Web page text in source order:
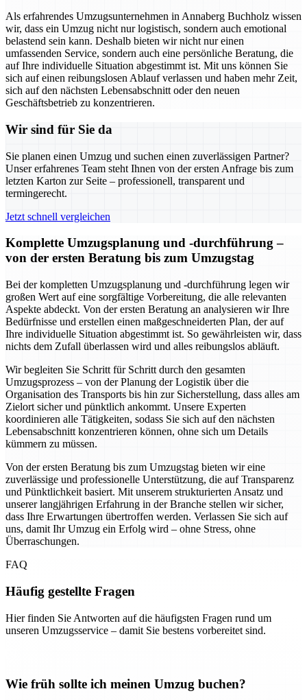
Als erfahrendes Umzugsunternehmen in Annaberg Buchholz wissen
wir, dass ein Umzug nicht nur logistisch, sondern auch emotional
belastend sein kann. Deshalb bieten wir nicht nur einen
umfassenden Service, sondern auch eine persönliche Beratung, die
auf Ihre individuelle Situation abgestimmt ist. Mit uns können Sie
sich auf einen reibungslosen Ablauf verlassen und haben mehr Zeit,
sich auf den nächsten Lebensabschnitt oder den neuen
Geschäftsbetrieb zu konzentrieren.
Wir sind für Sie da
Sie planen einen Umzug und suchen einen zuverlässigen Partner?
Unser erfahrenes Team steht Ihnen von der ersten Anfrage bis zum
letzten Karton zur Seite – professionell, transparent und
termingerecht.
Jetzt schnell vergleichen
Komplette Umzugsplanung und -durchführung –
von der ersten Beratung bis zum Umzugstag
Bei der kompletten Umzugsplanung und -durchführung legen wir
großen Wert auf eine sorgfältige Vorbereitung, die alle relevanten
Aspekte abdeckt. Von der ersten Beratung an analysieren wir Ihre
Bedürfnisse und erstellen einen maßgeschneiderten Plan, der auf
Ihre individuelle Situation abgestimmt ist. So gewährleisten wir, dass
nichts dem Zufall überlassen wird und alles reibungslos abläuft.
Wir begleiten Sie Schritt für Schritt durch den gesamten
Umzugsprozess – von der Planung der Logistik über die
Organisation des Transports bis hin zur Sicherstellung, dass alles am
Zielort sicher und pünktlich ankommt. Unsere Experten
koordinieren alle Tätigkeiten, sodass Sie sich auf den nächsten
Lebensabschnitt konzentrieren können, ohne sich um Details
kümmern zu müssen.
Von der ersten Beratung bis zum Umzugstag bieten wir eine
zuverlässige und professionelle Unterstützung, die auf Transparenz
und Pünktlichkeit basiert. Mit unserem strukturierten Ansatz und
unserer langjährigen Erfahrung in der Branche stellen wir sicher,
dass Ihre Erwartungen übertroffen werden. Verlassen Sie sich auf
uns, damit Ihr Umzug ein Erfolg wird – ohne Stress, ohne
Überraschungen.
FAQ
Häufig gestellte Fragen
Hier finden Sie Antworten auf die häufigsten Fragen rund um
unseren Umzugsservice – damit Sie bestens vorbereitet sind.
Wie früh sollte ich meinen Umzug buchen?